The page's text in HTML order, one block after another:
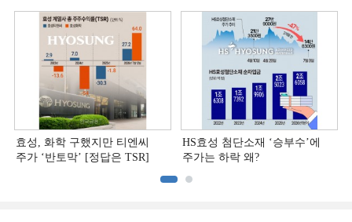
효성, 화학 구했지만 티엔씨
주가 ‘반토막’ [정답은 TSR]
HS효성 첨단소재 ‘승부수’에
주가는 하락 왜?